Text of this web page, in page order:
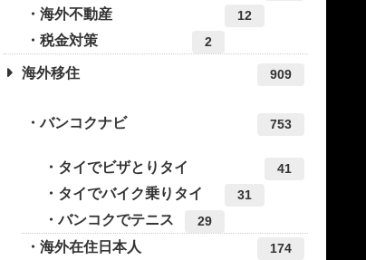
海外不動産 12
税金対策 2
海外移住 909
バンコクナビ 753
タイでビザとりタイ 41
タイでバイク乗りタイ 31
バンコクでテニス 29
海外在住日本人 174